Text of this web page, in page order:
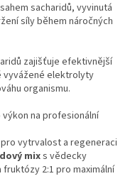
sacharidů, vyvinutá
síly během náročných
zajišťuje efektivnější
vyvážené elektrolyty
organismu.
na profesionální
pro vytrvalost a regeneraci
mixs vědecky
2:1 pro maximální